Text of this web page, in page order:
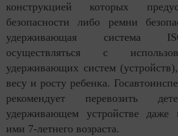
конструкцией которых
безопасности либо ремни
удерживающая система
осуществляться с
удерживающих систем
весу и росту ребенка.
рекомендует перевозить
удерживающем устройстве даже
ими 7-летнего возраста.